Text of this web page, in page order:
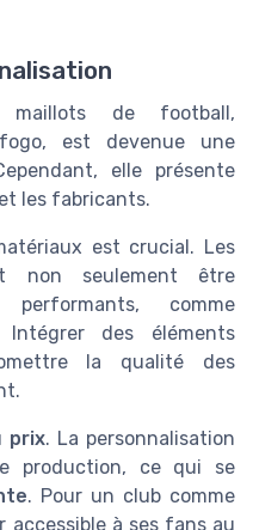
maillots de football,
est devenue une
elle présente
les fabricants.
est crucial. Les
non seulement être
comme
Intégrer des éléments
la qualité des
prix. La personnalisation
production, ce qui se
. Pour un club comme
à ses fans au